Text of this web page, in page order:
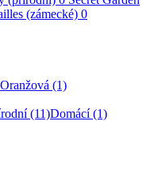
(zámecké) 0
Oranžová (1)
(11)Domácí(1)